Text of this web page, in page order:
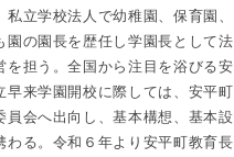
私立学校法人で幼稚園、保育園、
園の園長を歴任し学園長として法
を担う。全国から注目を浴びる安
早来学園開校に際しては、安平町
員会へ出向し、基本構想、基本設
わる。令和６年より安平町教育長